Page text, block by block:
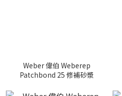
Weber 偉伯 Weberep
Patchbond 25 修補砂漿